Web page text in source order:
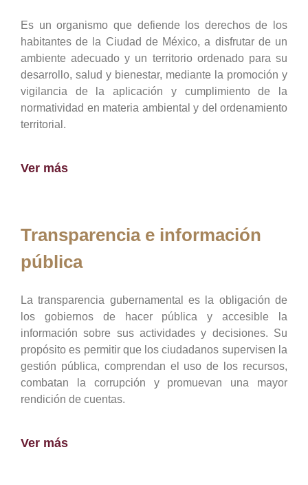
Es un organismo que defiende los derechos de los
habitantes de la Ciudad de México, a disfrutar de un
ambiente adecuado y un territorio ordenado para su
desarrollo, salud y bienestar, mediante la promoción y
vigilancia de la aplicación y cumplimiento de la
normatividad en materia ambiental y del ordenamiento
territorial.
Ver más
Transparencia e información
pública
La transparencia gubernamental es la obligación de
los gobiernos de hacer pública y accesible la
información sobre sus actividades y decisiones. Su
propósito es permitir que los ciudadanos supervisen la
gestión pública, comprendan el uso de los recursos,
combatan la corrupción y promuevan una mayor
rendición de cuentas.
Ver más